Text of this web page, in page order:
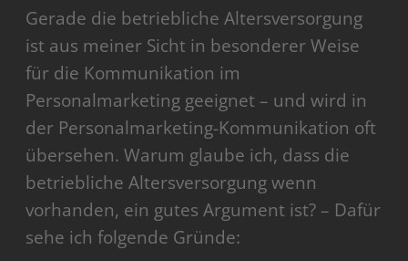
Gerade die betriebliche Altersversorgung
ist aus meiner Sicht in besonderer Weise
für die Kommunikation im
Personalmarketing geeignet – und wird in
der Personalmarketing-Kommunikation oft
übersehen. Warum glaube ich, dass die
betriebliche Altersversorgung wenn
vorhanden, ein gutes Argument ist? – Dafür
sehe ich folgende Gründe: